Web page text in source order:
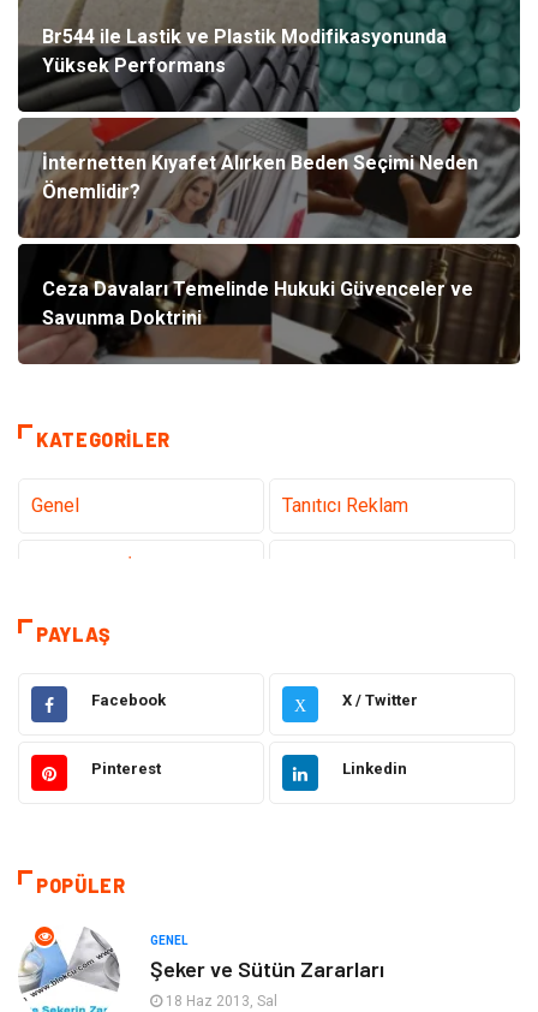
Br544 ile Lastik ve Plastik Modifikasyonunda
Yüksek Performans
İnternetten Kıyafet Alırken Beden Seçimi Neden
Önemlidir?
Ceza Davaları Temelinde Hukuki Güvenceler ve
Savunma Doktrini
KATEGORILER
Genel Tanıtıcı Reklam
Teknoloji & İnternet
Hizmet
Hukuk Elektrik Elektronik
Güzellik & Bakım Moda
Giyim
Otomotiv
Gıda
PAYLAŞ
Facebook X X / Twitter
Pinterest Linkedin
POPÜLER
GENEL
Şeker ve Sütün Zararları
18 Haz 2013, Sal